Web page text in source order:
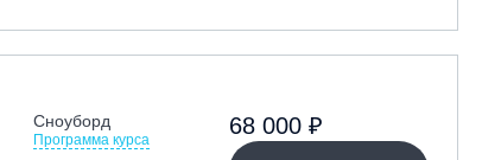
Сноуборд
Программа курса
68 000 ₽